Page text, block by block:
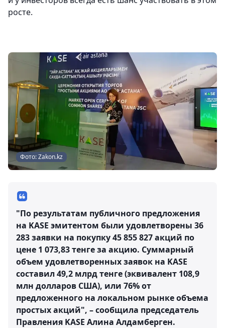
росте.
Фото: Zakon.kz
"По результатам публичного предложения
на KASE эмитентом были удовлетворены 36
283 заявки на покупку 45 855 827 акций по
цене 1 073,83 тенге за акцию. Суммарный
объем удовлетворенных заявок на KASE
составил 49,2 млрд тенге (эквивалент 108,9
млн долларов США), или 76% от
предложенного на локальном рынке объема
простых акций", – сообщила председатель
Правления KASE Алина Алдамберген.